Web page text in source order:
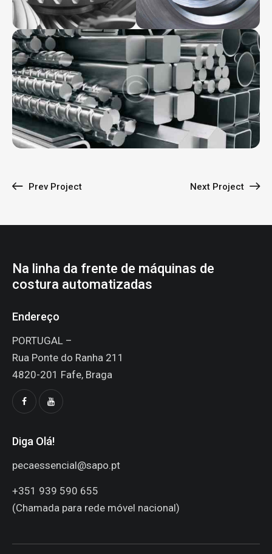
Prev Project Next Project
Na linha da frente de máquinas de
costura automatizadas
Endereço
PORTUGAL –
Rua Ponte do Ranha 211
4820-201 Fafe, Braga
Diga Olá!
pecaessencial@sapo.pt
+351 939 590 655
(Chamada para rede móvel nacional)